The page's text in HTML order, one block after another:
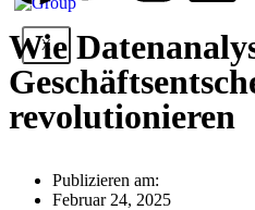
X
Wie
revolutionieren
Publizieren am:
Februar 24, 2025